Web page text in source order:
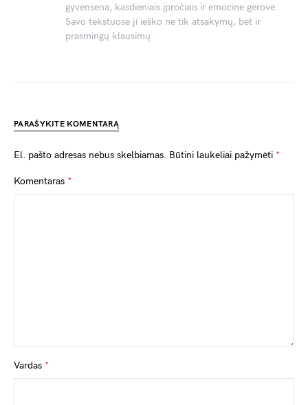
gyvensena, kasdieniais įpročiais ir emocine gerove.
Savo tekstuose ji ieško ne tik atsakymų, bet ir
prasmingų klausimų.
PARAŠYKITE KOMENTARĄ
El. pašto adresas nebus skelbiamas. Būtini laukeliai pažymėti *
Komentaras *
Vardas *